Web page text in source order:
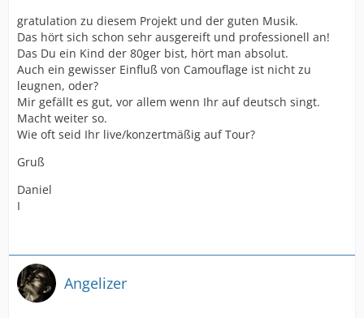
gratulation zu diesem Projekt und der guten Musik.
Das hört sich schon sehr ausgereift und professionell an!
Das Du ein Kind der 80ger bist, hört man absolut.
Auch ein gewisser Einfluß von Camouflage ist nicht zu
leugnen, oder?
Mir gefällt es gut, vor allem wenn Ihr auf deutsch singt.
Macht weiter so.
Wie oft seid Ihr live/konzertmäßig auf Tour?
Gruß
Daniel
I
Angelizer